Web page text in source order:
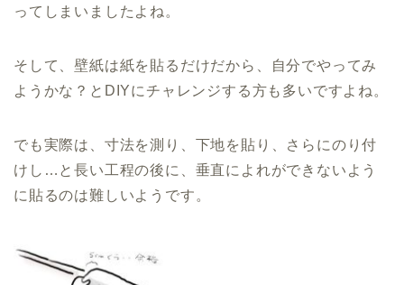
ってしまいましたよね。
そして、壁紙は紙を貼るだけだから、自分でやってみ
ようかな？とDIYにチャレンジする方も多いですよね。
でも実際は、寸法を測り、下地を貼り、さらにのり付
けし…と長い工程の後に、垂直によれができないよう
に貼るのは難しいようです。